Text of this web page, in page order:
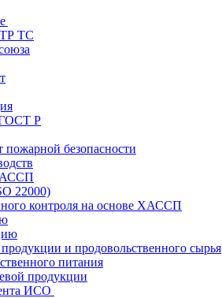
ТР ТС
ГОСТ Р
безопасности
22000)
контроля на основе ХАССП
и продовольственного сырья
питания
продукции
ИСО